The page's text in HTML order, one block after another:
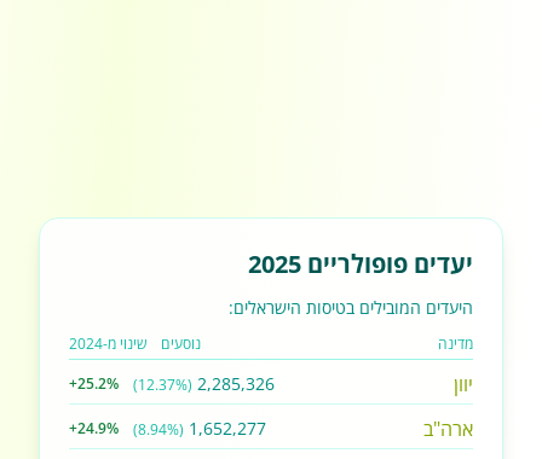
יעדים פופולריים 2025
היעדים המובילים בטיסות הישראלים:
מדינה נוסעים שינוי מ-2024
יוון 2,285,326
(12.37%)
+25.2%
ארה"ב 1,652,277
(8.94%)
+24.9%